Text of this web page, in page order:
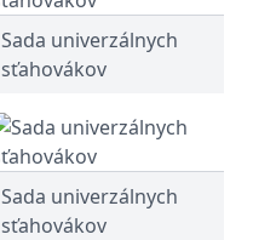
Sada univerzálnych
sťahovákov
Sada univerzálnych
sťahovákov